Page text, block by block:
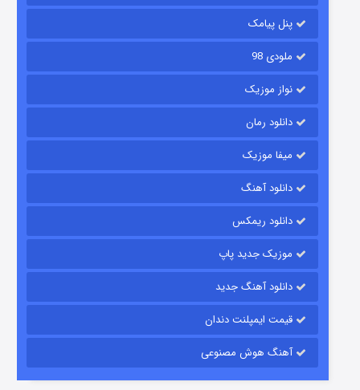
قسمت
پنل پیامک
ملودی 98
نواز موزیک
دانلود رمان
میفا موزیک
دانلود آهنگ
دانلود ریمکس
موزیک جدید پاپ
دانلود آهنگ جدید
قیمت ایمپلنت دندان
آهنگ هوش مصنوعی